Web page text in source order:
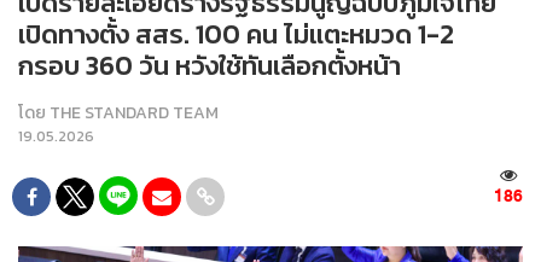
เปิดทางตั้ง สสร. 100 คน ไม่แตะหมวด 1-2
กรอบ 360 วัน หวังใช้ทันเลือกตั้งหน้า
โดย THE STANDARD TEAM
19.05.2026
186